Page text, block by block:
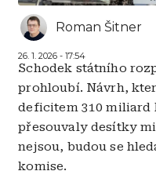
Roman Šitner
26. 1. 2026 - 17:54
Schodek státního
prohloubí. Návrh,
deficitem 310 miliard
přesouvaly desítky
nejsou, budou se
komise.